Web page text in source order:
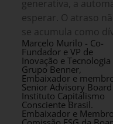
generativa, a
esperar. O atraso
se acumula como
Marcelo Murilo - Co-
Fundador e VP de
Inovação e Tecnologia
Grupo Benner,
Embaixador e
Senior Advisory
Instituto Capitalismo
Consciente Brasil.
Embaixador e